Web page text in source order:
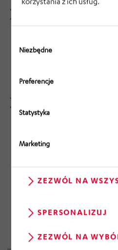
zgody
Niezbędne
Preferencje
Statystyka
Marketing
ZEZWÓL NA
SPERSONALIZUJ
ZEZWÓL NA
Urządzenie ciągnące
Urządzenie chwytające
Bezzałogowe systemy
Pick-by-Light/Pick-to-